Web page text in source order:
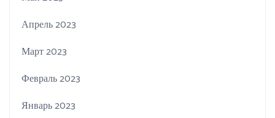
Апрель 2023
Март 2023
Февраль 2023
Январь 2023